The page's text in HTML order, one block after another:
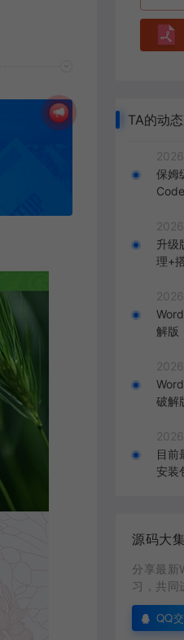
TA的动态
保姆
升级
理+
解版
破解
目前
安装
源码大集
分享最新
习，共同
QQ